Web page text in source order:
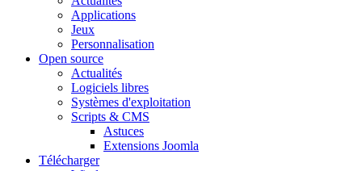
Applications
Jeux
Personnalisation
Open source
Actualités
Logiciels libres
Systèmes d'exploitation
Scripts & CMS
Astuces
Extensions Joomla
Télécharger